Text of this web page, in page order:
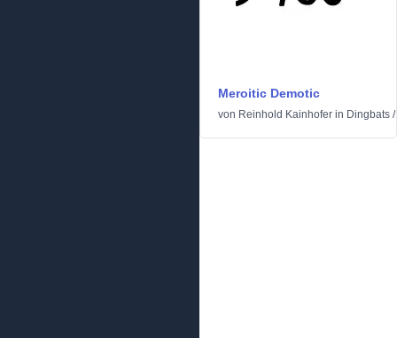
Meroitic Demotic
von Reinhold Kainhofer in Dingbats /